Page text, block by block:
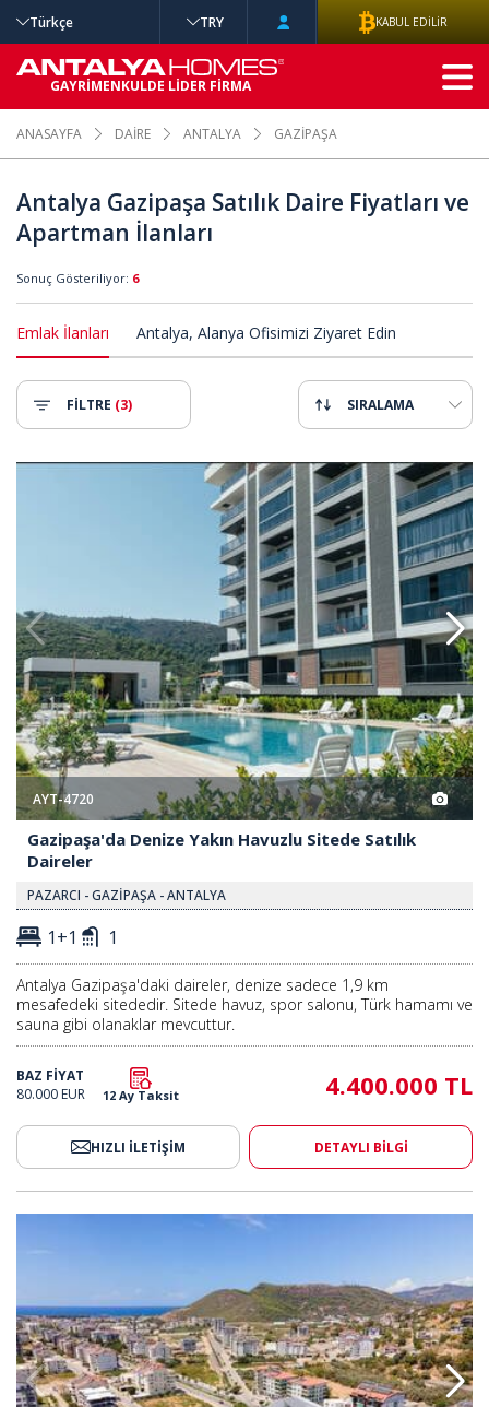
ANASAYFA DAİRE ANTALYA GAZİPAŞA
Antalya Gazipaşa Satılık Daire Fiyatları ve
Apartman İlanları
Sonuç Gösteriliyor: 6
Emlak İlanları Antalya, Alanya Ofisimizi Ziyaret Edin
FİLTRE (3) SIRALAMA
Gazipaşa'da Denize Yakın
AYT-4720
Gazipaşa'da Denize Yakın Havuzlu Sitede Satılık
Daireler
PAZARCI - GAZİPAŞA - ANTALYA
1+1 1
Antalya Gazipaşa'daki daireler, denize sadece 1,9 km
mesafedeki sitededir. Sitede havuz, spor salonu, Türk hamamı ve
sauna gibi olanaklar mevcuttur.
BAZ FİYAT
80.000 EUR
12 Ay Taksit 4.400.000 TL
HIZLI İLETİŞİM DETAYLI BİLGİ
Türkçe TRY KABUL EDİLİR
GAYRİMENKULDE LİDER FİRMA
GELİŞMİŞ
ARAMA